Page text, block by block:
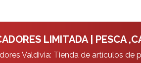
LIMITADA | PESCA
Valdivia: Tienda de artículos de